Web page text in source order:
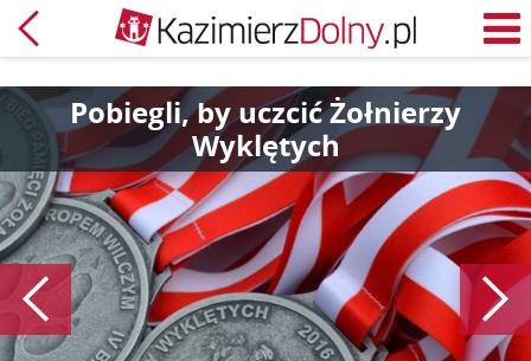
Powrót
Pobiegli, by uczcić Żołnierzy
Wyklętych
Poprzedni